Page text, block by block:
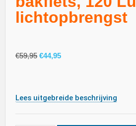
lichtopbrengst
€59,95 €44,95
Lees uitgebreide beschrijving